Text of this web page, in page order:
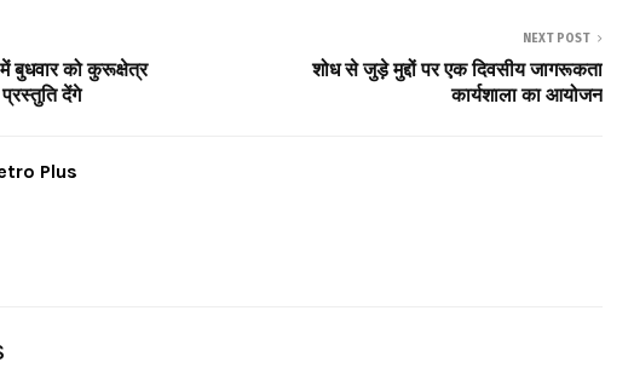
को कुरूक्षेत्र
प्रस्तुति देंगे
NEXT POST
शोध से जुड़े मुद्दों पर एक दिवसीय जागरूकता
कार्यशाला का आयोजन
Plus